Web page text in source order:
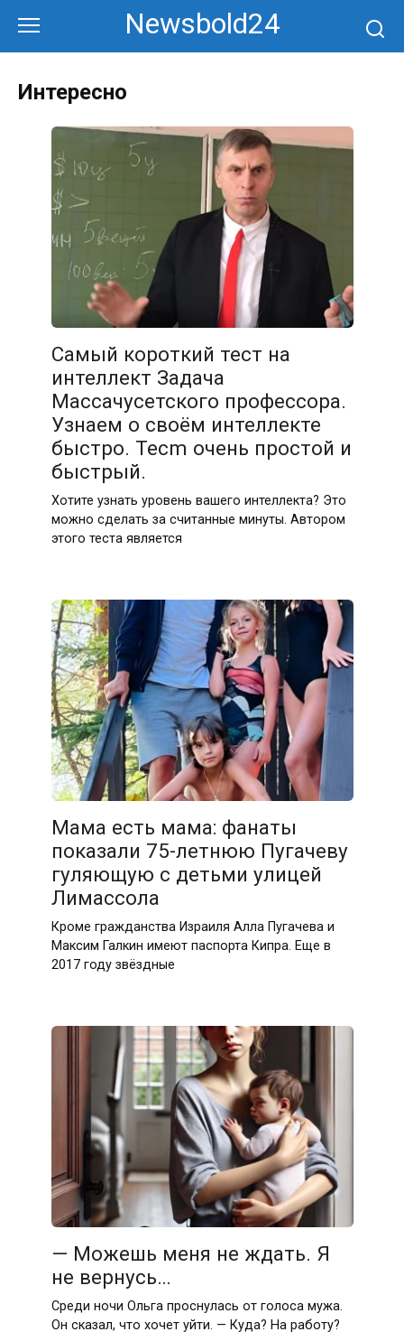
контенту
Newsbold24
Интересно
Самый короткий тест на
интеллект Задача
Массачусетского профессора.
Узнаем о своём интеллекте
быстро. Тесm очень простой и
быстрый.
Хотите узнать уровень вашего интеллекта? Это
можно сделать за считанные минуты. Автором
этого теста является
Мама есть мама: фанаты
показали 75-летнюю Пугачеву
гуляющую с детьми улицей
Лимассола
Кроме гражданства Израиля Алла Пугачева и
Максим Галкин имеют паспорта Кипра. Еще в
2017 году звёздные
— Можешь меня не ждать. Я
не вернусь…
Среди ночи Ольга проснулась от голоса мужа.
Он сказал, что хочет уйти. — Куда? На работу?